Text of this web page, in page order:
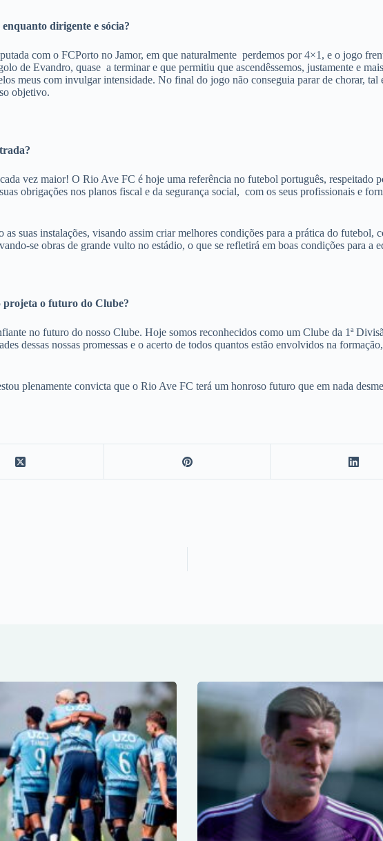
dirigente e sócia?
com o FCPorto no Jamor, em que naturalmente perdemos por 4×1, e o jogo
de Evandro, quase a terminar e que permitiu que ascendêssemos, justamente e
meus com invulgar intensidade. No final do jogo não conseguia parar de chorar, tal
objetivo.
vez maior! O Rio Ave FC é hoje uma referência no futebol português, respeitado
obrigações nos planos fiscal e da segurança social, com os seus profissionais e
suas instalações, visando assim criar melhores condições para a prática do futebol,
se obras de grande vulto no estádio, o que se refletirá em boas condições para a
projeta o futuro do Clube?
no futuro do nosso Clube. Hoje somos reconhecidos como um Clube da 1ª
dessas nossas promessas e o acerto de todos quantos estão envolvidos na
plenamente convicta que o Rio Ave FC terá um honroso futuro que em nada